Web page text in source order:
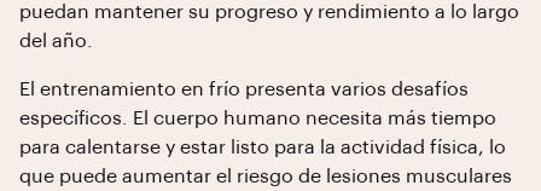
puedan mantener su progreso y rendimiento a lo largo
del año.
El entrenamiento en frío presenta varios desafíos
específicos. El cuerpo humano necesita más tiempo
para calentarse y estar listo para la actividad física, lo
que puede aumentar el riesgo de lesiones musculares